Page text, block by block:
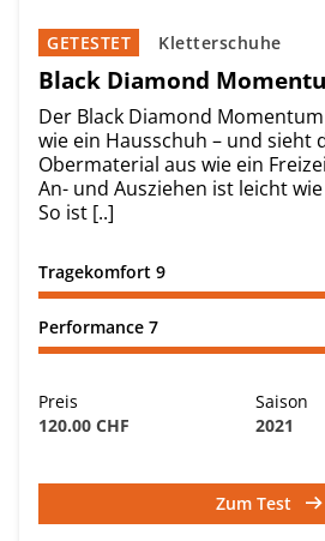
Kletterschuhe
GETESTET
Black Diamond
Der Black Diamond
wie ein Hausschuh – und sieht
Obermaterial aus wie ein
An- und Ausziehen ist leicht
So ist [..]
Tragekomfort 9
Performance 7
Preis
120.00 CHF
Saison
2021
Zum Test